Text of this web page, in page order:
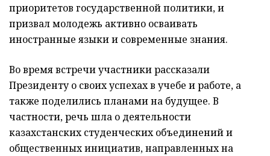
приоритетов государственной политики, и
призвал молодежь активно осваивать
иностранные языки и современные знания.
Во время встречи участники рассказали
Президенту о своих успехах в учебе и работе, а
также поделились планами на будущее. В
частности, речь шла о деятельности
казахстанских студенческих объединений и
общественных инициатив, направленных на